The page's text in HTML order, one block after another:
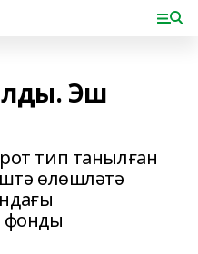
Эш
тип танылған
өлөшләтә
фонды